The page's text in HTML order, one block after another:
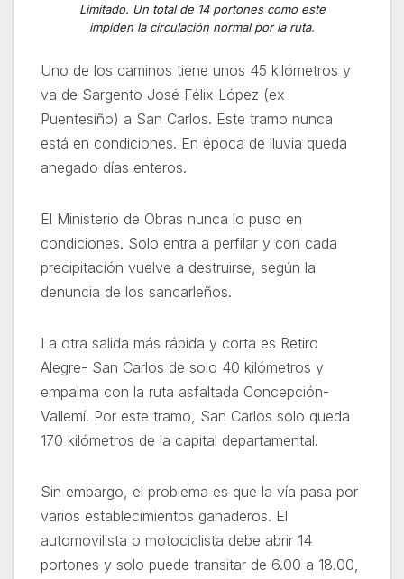
Limitado. Un total de 14 portones como este
impiden la circulación normal por la ruta.
Uno de los caminos tiene unos 45 kilómetros y
va de Sargento José Félix López (ex
Puentesiño) a San Carlos. Este tramo nunca
está en condiciones. En época de lluvia queda
anegado días enteros.
El Ministerio de Obras nunca lo puso en
condiciones. Solo entra a perfilar y con cada
precipitación vuelve a destruirse, según la
denuncia de los sancarleños.
La otra salida más rápida y corta es Retiro
Alegre- San Carlos de solo 40 kilómetros y
empalma con la ruta asfaltada Concepción-
Vallemí. Por este tramo, San Carlos solo queda
170 kilómetros de la capital departamental.
Sin embargo, el problema es que la vía pasa por
varios establecimientos ganaderos. El
automovilista o motociclista debe abrir 14
portones y solo puede transitar de 6.00 a 18.00,